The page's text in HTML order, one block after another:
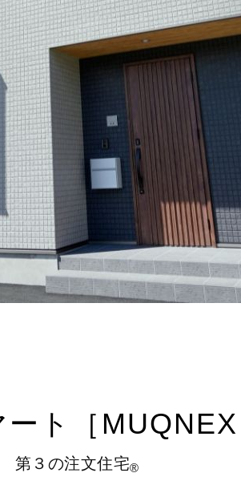
ト［MUQNEX
第３の注文住宅®